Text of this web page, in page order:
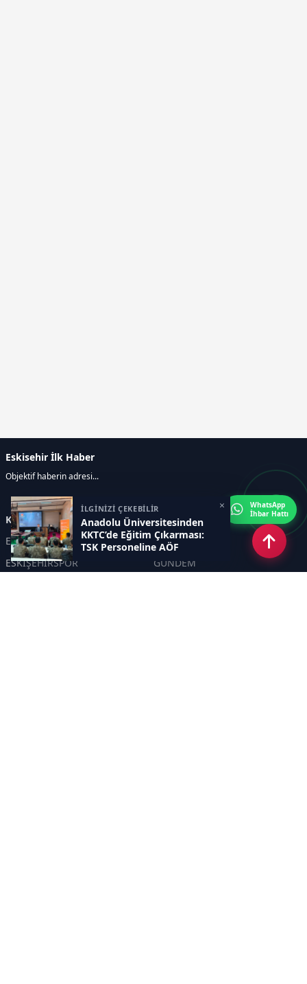
İLGİNİZİ ÇEKEBİLİR
Anadolu Üniversitesinden
KKTC’de Eğitim Çıkarması:
TSK Personeline AÖF
Fırsatları Anlatıldı
×
Eskisehir İlk Haber
Objektif haberin adresi...
Kategoriler
ESKİŞEHİR
GENEL
ESKİŞEHİRSPOR
GÜNDEM
WhatsApp
İhbar Hattı